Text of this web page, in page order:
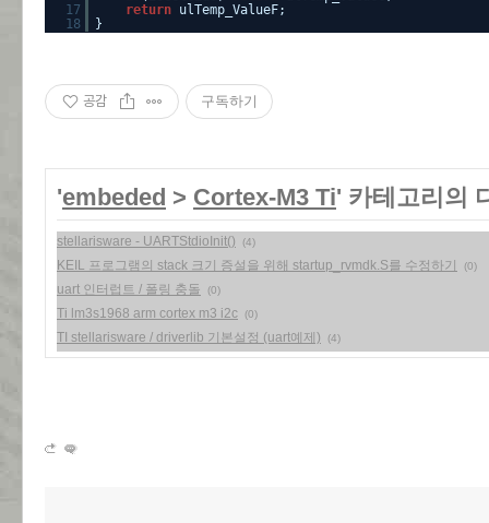
17
return ulTemp_ValueF;
18
}
공감 구독하기
'embeded > Cortex-M3 Ti' 카테고리의
stellarisware - UARTStdioInit() (4)
KEIL 프로그램의 stack 크기 증설을 위해 startup_rvmdk.S를 수정하기 (0)
uart 인터럽트 / 폴링 충돌 (0)
Ti lm3s1968 arm cortex m3 i2c (0)
TI stellarisware / driverlib 기본설정 (uart예제) (4)